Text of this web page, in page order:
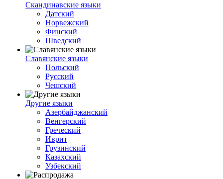
Скандинавские языки
Датский
Норвежский
Финский
Шведский
Славянские языки
Польский
Русский
Чешский
Другие языки
Азербайджанский
Венгерский
Греческий
Иврит
Грузинский
Казахский
Узбекский